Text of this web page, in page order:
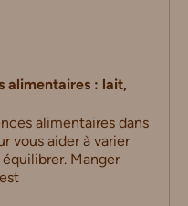
alimentaires : lait,
alimentaires dans
vous aider à varier
Manger